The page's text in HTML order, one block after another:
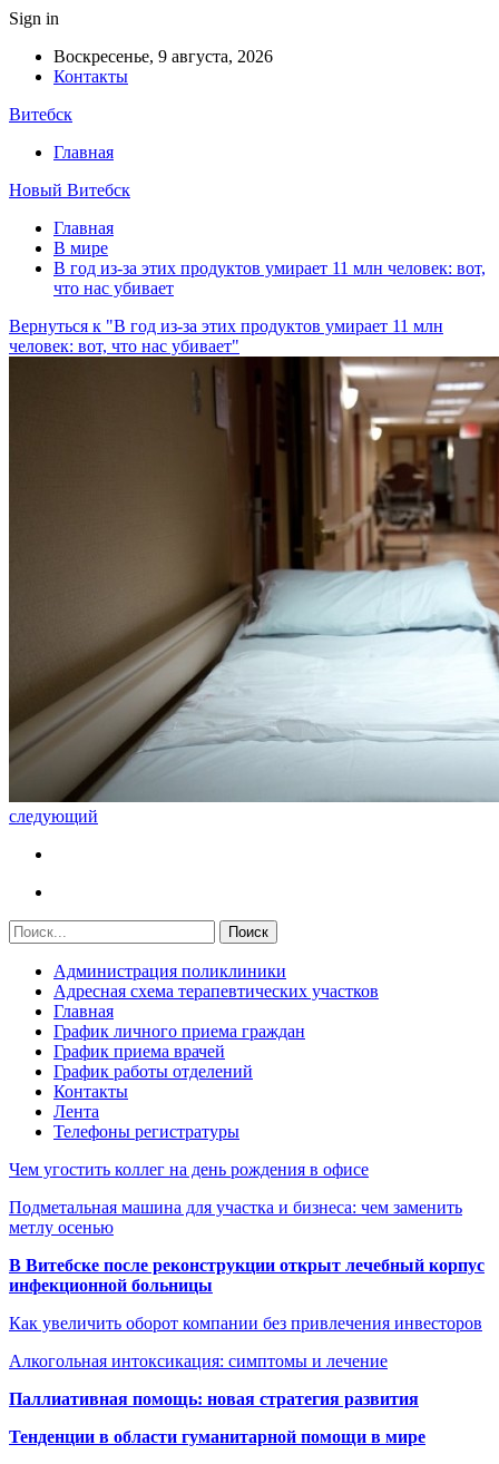
Sign in
Воскресенье, 9 августа, 2026
Контакты
Витебск
Главная
Новый Витебск
Главная
В мире
В год из-за этих продуктов умирает 11 млн человек: вот,
что нас убивает
Вернуться к "В год из-за этих продуктов умирает 11 млн
человек: вот, что нас убивает"
следующий
Администрация поликлиники
Адресная схема терапевтических участков
Главная
График личного приема граждан
График приема врачей
График работы отделений
Контакты
Лента
Телефоны регистратуры
Чем угостить коллег на день рождения в офисе
Подметальная машина для участка и бизнеса: чем заменить
метлу осенью
В Витебске после реконструкции открыт лечебный корпус
инфекционной больницы
Как увеличить оборот компании без привлечения инвесторов
Алкогольная интоксикация: симптомы и лечение
Паллиативная помощь: новая стратегия развития
Тенденции в области гуманитарной помощи в мире